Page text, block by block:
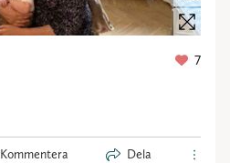
7
Kommentera Dela